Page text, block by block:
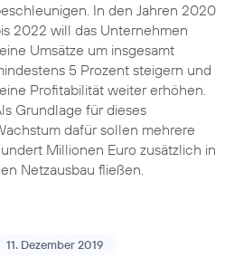
In den Jahren 2020
2022 will das Unternehmen
Umsätze um insgesamt
5 Prozent steigern und
Profitabilität weiter erhöhen.
Grundlage für dieses
dafür sollen mehrere
Millionen Euro zusätzlich in
Netzausbau fließen.
11. Dezember 2019